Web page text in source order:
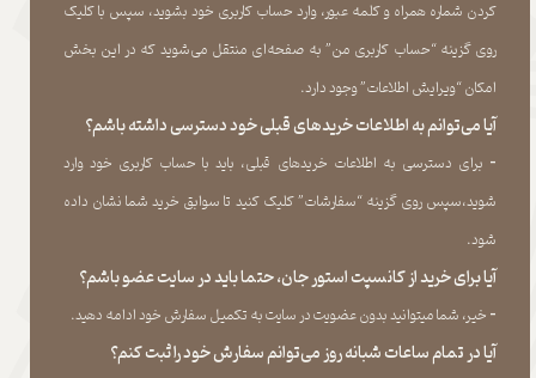
کردن شماره همراه و کلمه عبور، وارد حساب کاربری خود بشوید، سپس با کلیک
روی گزینه “حساب کاربری من” به صفحه‏‌ای منتقل می‏‌شوید که در این بخش
امکان “ویرایش اطلاعات” وجود دارد.​​​​​​​
آیا می‌‏توانم به اطلاعات خریدهای قبلی خود دسترسی داشته باشم؟
​​​​​​​- برای دسترسی به اطلاعات خریدهای قبلی، باید با حساب کاربری خود وارد
شوید،سپس روی گزینه “سفارشات” کلیک کنید تا سوابق خرید شما نشان داده
‏شود.​​​​​​​
آیا برای خرید از کانسپت استور جان، حتما باید در سایت عضو باشم؟
​​​​​​​- خیر، شما میتوانید بدون عضویت در سایت به تکمیل سفارش خود ادامه دهید.​​​​​​​
آیا در تمام ساعات شبانه روز می‌توانم سفارش خود را ثبت کنم؟